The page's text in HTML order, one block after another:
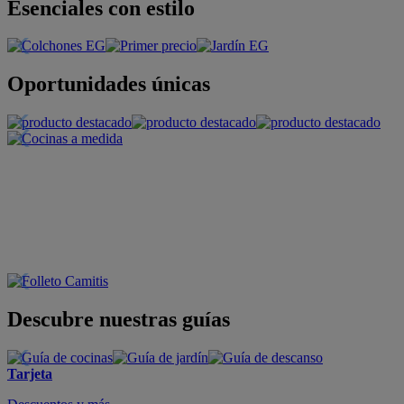
Esenciales con estilo
Oportunidades únicas
Descubre nuestras guías
Tarjeta